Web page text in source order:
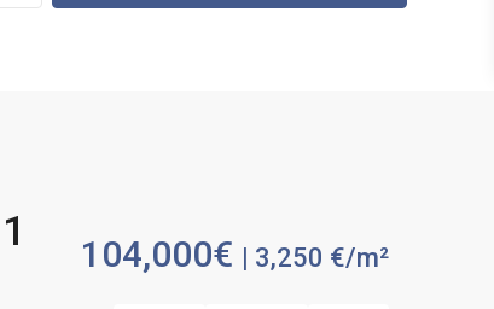
104,000€ | 3,250 €/m²